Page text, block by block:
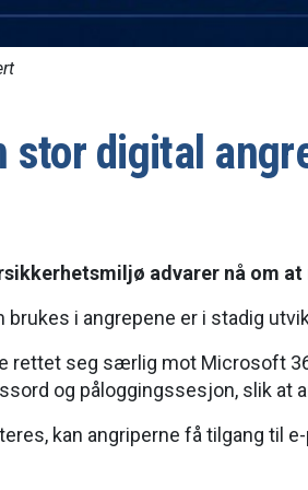
stor digital
advarer nå om
i angrepene er i stadig
rettet seg særlig mot Microsoft
og påloggingssesjon, slik
kan angriperne få tilgang til